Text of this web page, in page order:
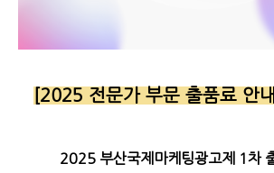
[2025 전문가 부문 출품료 안
2025 부산국제마케팅광고제 1차